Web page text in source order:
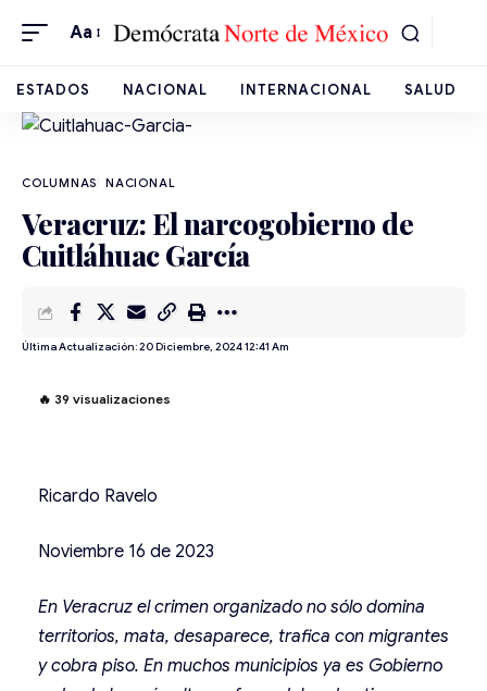
Aa
ESTADOS NACIONAL INTERNACIONAL SALUD
NACIONAL
Veracruz: El narcogobierno de
Cuitláhuac García
Última Actualización: 20 Diciembre, 2024 12:41 Am
🔥 39 visualizaciones
Ricardo Ravelo
Noviembre 16 de 2023
En Veracruz el crimen organizado no sólo domina
territorios, mata, desaparece, trafica con migrantes
y cobra piso. En muchos municipios ya es Gobierno